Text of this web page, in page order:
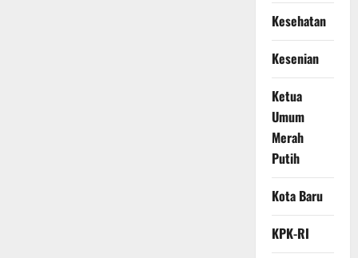
Kesehatan
Kesenian
Ketua
Umum
Merah
Putih
Kota Baru
KPK-RI